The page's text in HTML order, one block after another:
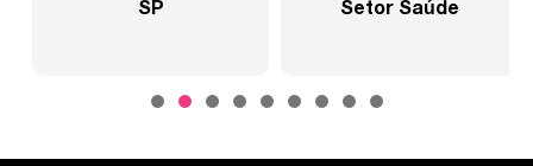
SP
Setor Saúde